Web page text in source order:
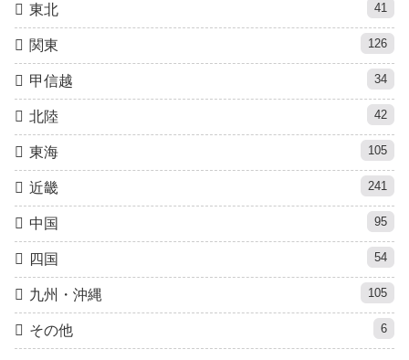
東北 41
関東 126
甲信越 34
北陸 42
東海 105
近畿 241
中国 95
四国 54
九州・沖縄 105
その他 6